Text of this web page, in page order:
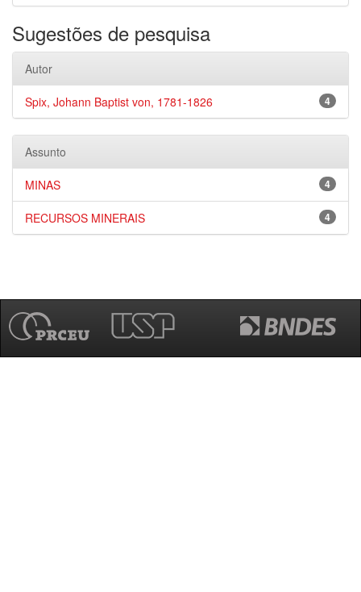
Sugestões de pesquisa
Autor
4
Spix, Johann Baptist von, 1781-1826
Assunto
4
MINAS
4
RECURSOS MINERAIS